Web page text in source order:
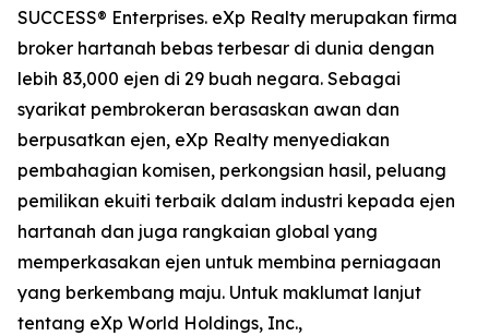
SUCCESS® Enterprises. eXp Realty merupakan firma
broker hartanah bebas terbesar di dunia dengan
lebih 83,000 ejen di 29 buah negara. Sebagai
syarikat pembrokeran berasaskan awan dan
berpusatkan ejen, eXp Realty menyediakan
pembahagian komisen, perkongsian hasil, peluang
pemilikan ekuiti terbaik dalam industri kepada ejen
hartanah dan juga rangkaian global yang
memperkasakan ejen untuk membina perniagaan
yang berkembang maju. Untuk maklumat lanjut
tentang eXp World Holdings, Inc.,